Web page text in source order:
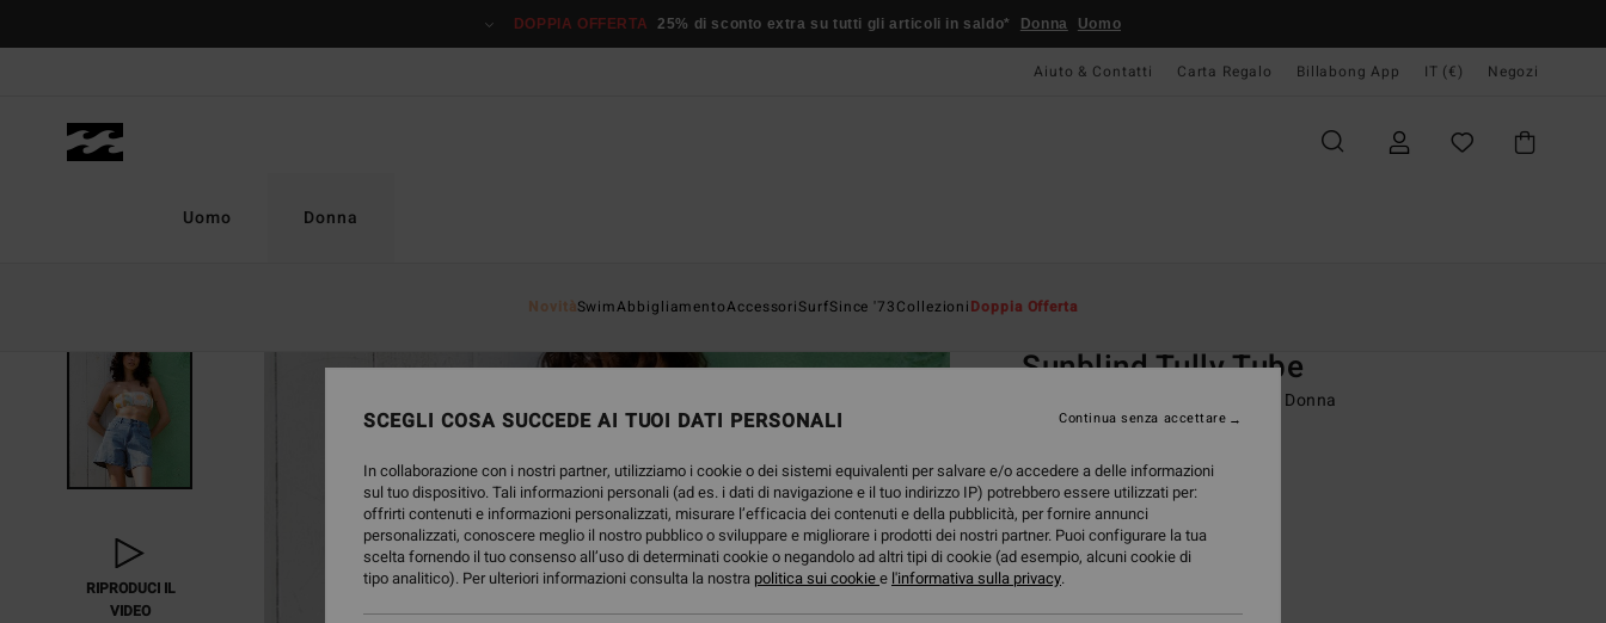
prodotto
DOPPIA OFFERTA 25% di sconto extra su tutti gli articoli in saldo* Donna Uomo
Aiuto & Contatti Carta Regalo Billabong App IT (€) Negozi
Uomo Donna
NovitàSwimAbbigliamentoAccessoriSurfSince '73CollezioniDoppia Offerta
RIPRODUCI IL
VIDEO
Sunblind Tully Tube
Reggiseno bikini a tubino Bianco Donna
45,95 €
ColoriSalt Crystal
SCEGLI COSA SUCCEDE AI TUOI DATI PERSONALI
In collaborazione con i nostri partner, utilizziamo i cookie o dei sistemi equivalenti per salvare e/o accedere a delle informazioni
sul tuo dispositivo. Tali informazioni personali (ad es. i dati di navigazione e il tuo indirizzo IP) potrebbero essere utilizzati per:
offrirti contenuti e informazioni personalizzati, misurare l’efficacia dei contenuti e della pubblicità, per fornire annunci
personalizzati, conoscere meglio il nostro pubblico o sviluppare e migliorare i prodotti dei nostri partner. Puoi configurare la tua
scelta fornendo il tuo consenso all’uso di determinati cookie o negandolo ad altri tipi di cookie (ad esempio, alcuni cookie di
tipo analitico). Per ulteriori informazioni consulta la nostra politica sui cookiee l'informativa sulla privacy.
Continua senza accettare